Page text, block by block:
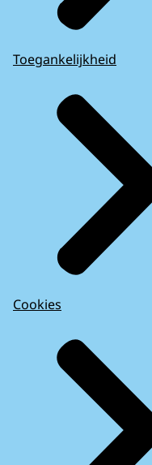
Toegankelijkheid
Cookies